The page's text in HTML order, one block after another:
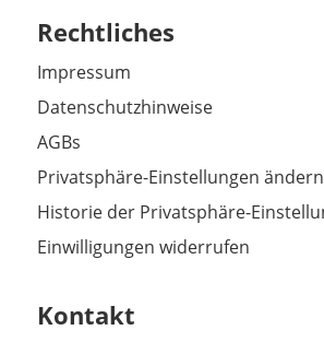
Rechtliches
Impressum
Datenschutzhinweise
AGBs
Privatsphäre-Einstellungen ändern
Historie der Privatsphäre-
Einwilligungen widerrufen
Kontakt